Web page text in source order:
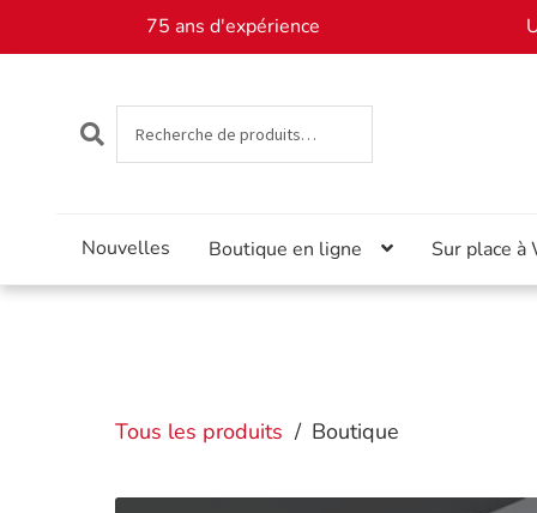
75 ans d'expérience
Aller
navigation
Aller
pour :
Nouvelles Boutique en ligne Sur place
Tous les produits / Boutique